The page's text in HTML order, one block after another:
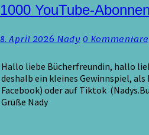
1000
YouTube-
Verlosung
1000 YouTube-
8. April 2026NadyKommentare
0 Kommentare
Hallo liebe Bücherfreundin, hallo
deshalb ein kleines Gewinnspiel,
Facebook) oder auf Tiktok
Grüße Nady